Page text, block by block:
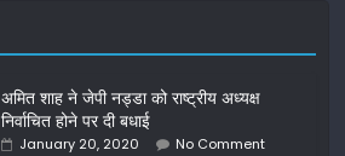
अमित शाह ने जेपी नड्डा को राष्ट्रीय अध्यक्ष
निर्वाचित होने पर दी बधाई
January 20, 2020 No Comment